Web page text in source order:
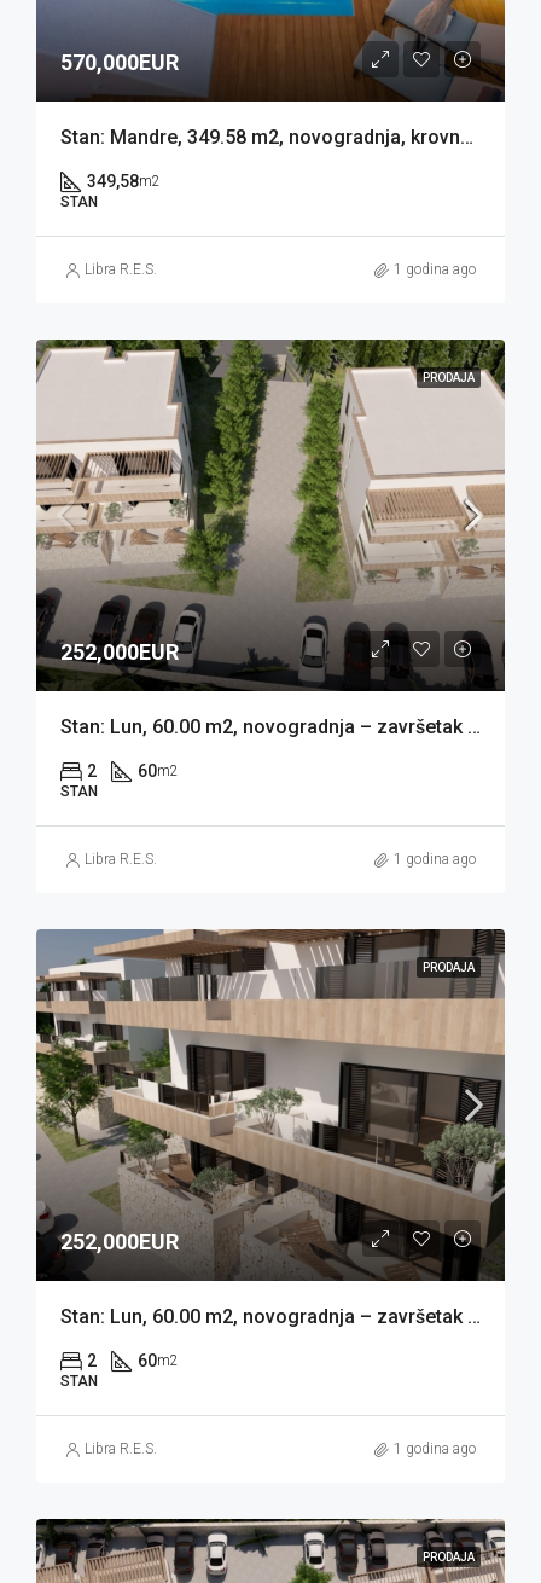
570,000EUR
Stan: Mandre, 349.58 m2, novogradnja, krovna terasa s bazenom (prodaja)
349,58m2
STAN
Libra R.E.S. 1 godina ago
PRODAJA
252,000EUR
Stan: Lun, 60.00 m2, novogradnja – završetak 05/2026 (prodaja)
2 60m2
STAN
Libra R.E.S. 1 godina ago
PRODAJA
252,000EUR
Stan: Lun, 60.00 m2, novogradnja – završetak 05/2026 (prodaja)
2 60m2
STAN
Libra R.E.S. 1 godina ago
PRODAJA